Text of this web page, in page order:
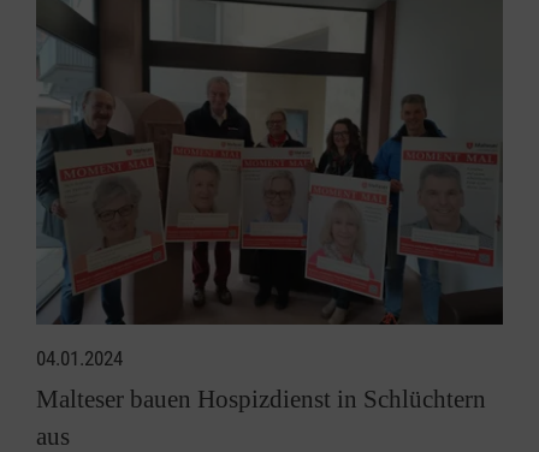
04.01.2024
Malteser bauen Hospizdienst in Schlüchtern
aus